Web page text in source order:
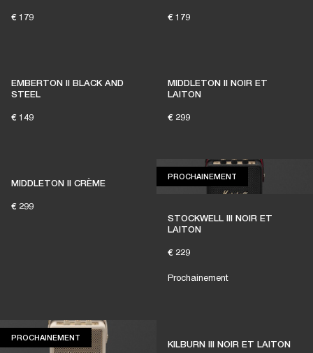
€ 179 € 179
EMBERTON II BLACK AND
STEEL
€ 149
MIDDLETON II NOIR ET
LAITON
€ 299
MIDDLETON II CRÈME
€ 299
PROCHAINEMENT PROCHAINEMENT
STOCKWELL III NOIR ET
LAITON
€ 229
Prochainement
PROCHAINEMENT PROCHAINEMENT
KILBURN III NOIR ET LAITON